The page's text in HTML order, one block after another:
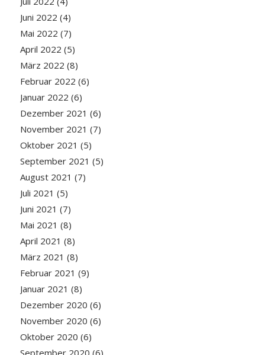
Juni 2022 (4)
Mai 2022 (7)
April 2022 (5)
März 2022 (8)
Februar 2022 (6)
Januar 2022 (6)
Dezember 2021 (6)
November 2021 (7)
Oktober 2021 (5)
September 2021 (5)
August 2021 (7)
Juli 2021 (5)
Juni 2021 (7)
Mai 2021 (8)
April 2021 (8)
März 2021 (8)
Februar 2021 (9)
Januar 2021 (8)
Dezember 2020 (6)
November 2020 (6)
Oktober 2020 (6)
September 2020 (6)